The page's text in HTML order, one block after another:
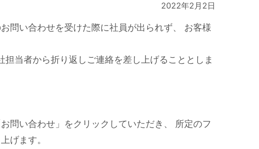
エルバロイ™
2022年2月2日
問い合わせを受けた際に社員が出られず、 お客様
当者から折り返しご連絡を差し上げることとしま
問い合わせ」をクリックしていただき、 所定のフ
げます。